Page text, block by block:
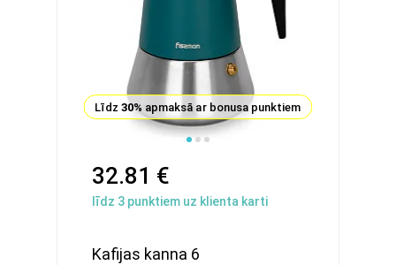
Līdz 30% apmaksā ar bonusa punktiem
32.81 €
līdz 3 punktiem uz klienta karti
Kafijas kanna 6